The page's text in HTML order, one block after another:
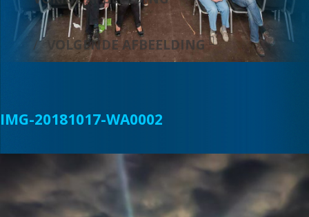
VOLGENDE AFBEELDING
IMG-20181017-WA0002